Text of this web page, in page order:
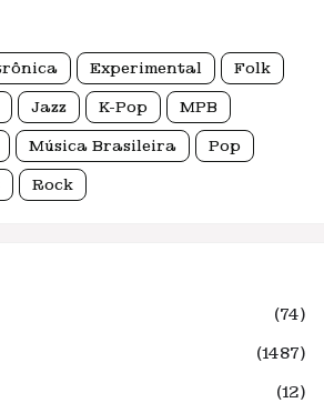
Experimental Folk
Jazz K-Pop MPB
Música Brasileira Pop
Rock
(74)
(1487)
(12)